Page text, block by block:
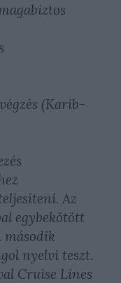
(Karib-
Az
egybekötött
második
nyelvi teszt.
Cruise Lines